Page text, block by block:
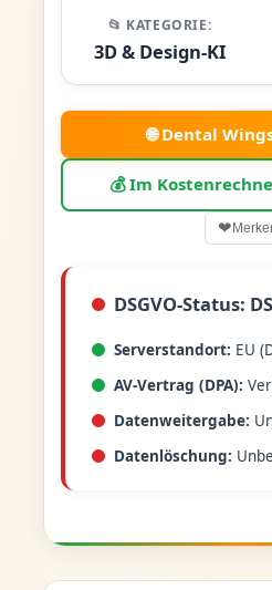
📂 KATEGORIE:
3D & Design-KI
🌐 Dental
💰 Im
❤
DSGVO-Status:
Serverstandort: EU
AV-Vertrag (DPA):
Datenweitergabe:
Datenlöschung: